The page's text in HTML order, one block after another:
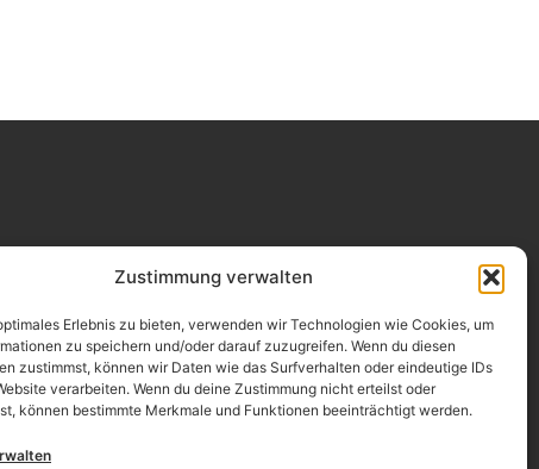
Zustimmung verwalten
Erlebnis zu bieten, verwenden wir Technologien wie Cookies, um
zu speichern und/oder darauf zuzugreifen. Wenn du diesen
zustimmst, können wir Daten wie das Surfverhalten oder eindeutige IDs
verarbeiten. Wenn du deine Zustimmung nicht erteilst oder
können bestimmte Merkmale und Funktionen beeinträchtigt werden.
Impressum
Datenschutz
Erklärung zur Barrierefreiheit
AGB